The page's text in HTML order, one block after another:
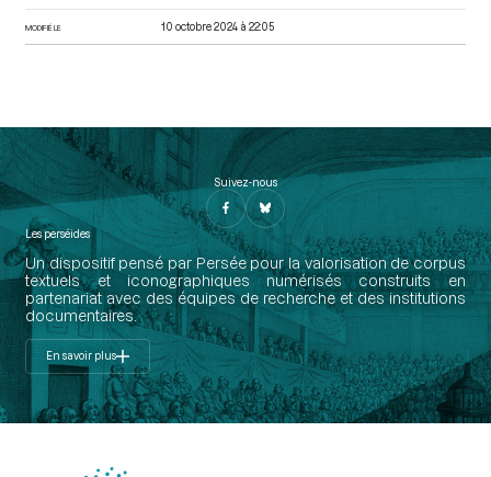
MODIFIÉ LE 10 octobre 2024 à 22:05
Suivez-nous
Les perséides
Un dispositif pensé par Persée pour la valorisation de corpus
textuels et iconographiques numérisés construits en
partenariat avec des équipes de recherche et des institutions
documentaires.
En savoir plus